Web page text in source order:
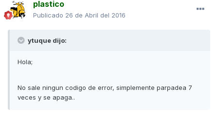
plastico
Publicado 26 de Abril del 2016
ytuque dijo:
Hola;
No sale ningun codigo de error, simplemente parpadea 7
veces y se apaga..